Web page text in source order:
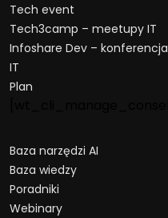
Tech event
Tech3camp – meetupy IT
Infoshare Dev – konferencja
IT
Plan
Baza narzędzi AI
Baza wiedzy
Poradniki
Webinary